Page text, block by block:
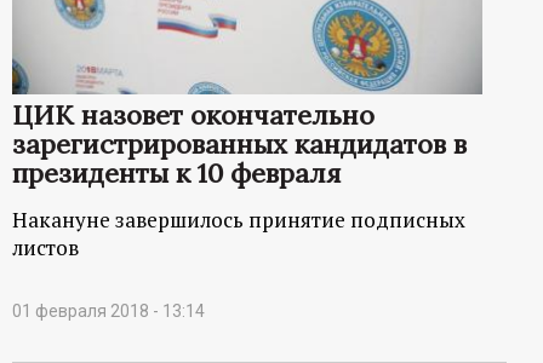
ЦИК назовет окончательно
зарегистрированных кандидатов в
президенты к 10 февраля
Накануне завершилось принятие подписных
листов
01 февраля 2018 - 13:14